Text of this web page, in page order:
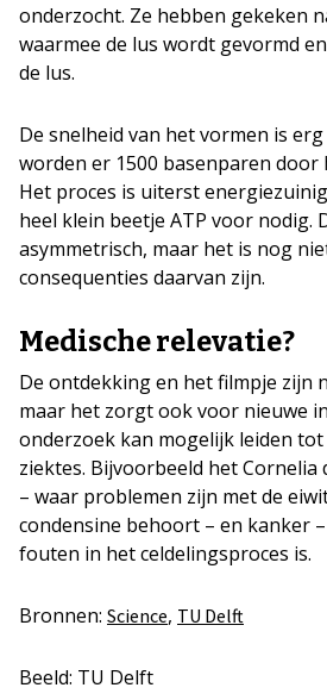
onderzocht. Ze hebben gekeken
waarmee de lus wordt gevormd
de lus.
De snelheid van het vormen is
worden er 1500 basenparen
Het proces is uiterst
heel klein beetje ATP voor nodig.
asymmetrisch, maar het is nog
consequenties daarvan zijn.
Medische relevatie?
De ontdekking en het filmpje zijn
maar het zorgt ook voor nieuwe
onderzoek kan mogelijk leiden
ziektes. Bijvoorbeeld het Cornelia
– waar problemen zijn met de
condensine behoort – en kanker
fouten in het celdelingsproces is.
Bronnen: Science, TU Delft
Beeld: TU Delft